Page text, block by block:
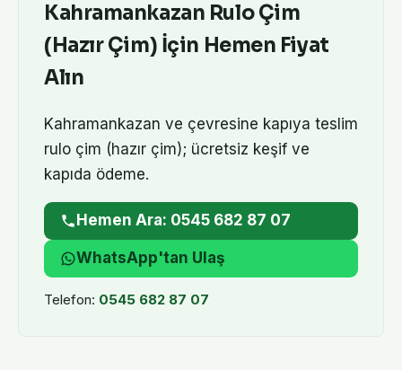
Kahramankazan Rulo Çim
(Hazır Çim) İçin Hemen Fiyat
Alın
Kahramankazan ve çevresine kapıya teslim
rulo çim (hazır çim); ücretsiz keşif ve
kapıda ödeme.
Hemen Ara: 0545 682 87 07
WhatsApp'tan Ulaş
Telefon: 0545 682 87 07